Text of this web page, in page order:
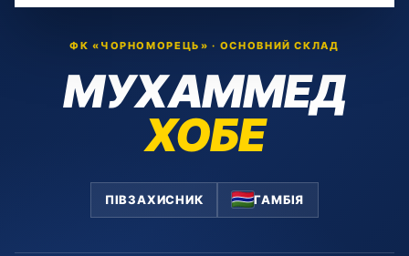
ФК «ЧОРНОМОРЕЦЬ» · ОСНОВНИЙ СКЛАД
МУХАММЕД
ХОБЕ
ПІВЗАХИСНИК ГАМБІЯ